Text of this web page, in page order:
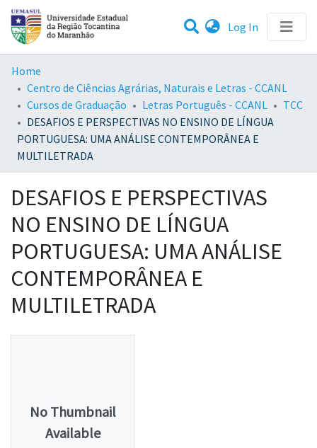
Log In (current)
Statistics
Communities & Collections
All of DSpace
Home
Centro de Ciências Agrárias, Naturais e Letras - CCANL
Cursos de Graduação
Letras Português - CCANL
TCC
DESAFIOS E PERSPECTIVAS NO ENSINO DE LÍNGUA
PORTUGUESA: UMA ANÁLISE CONTEMPORÂNEA E
MULTILETRADA
DESAFIOS E PERSPECTIVAS
NO ENSINO DE LÍNGUA
PORTUGUESA: UMA ANÁLISE
CONTEMPORÂNEA E
MULTILETRADA
No Thumbnail
Available